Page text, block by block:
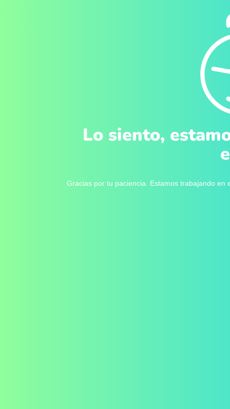
Lo siento,
Gracias por tu paciencia. Estamos trabajando en